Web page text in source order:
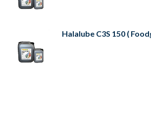
Halalube C3S 150 (